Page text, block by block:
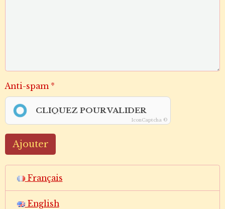
Anti-spam
CLIQUEZ POUR VALIDER
IconCaptcha ©
Ajouter
Français
English